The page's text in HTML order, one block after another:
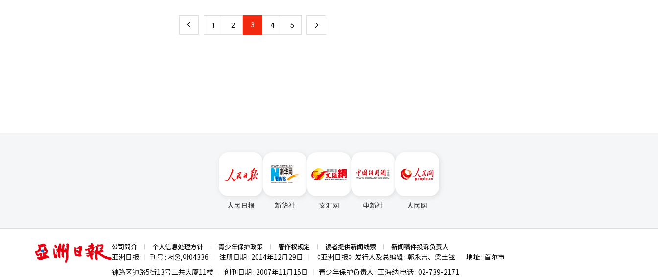
柱。两国在首脑会议上签署了包括韩意开发合作谅解备忘录（MOU）在内的四项MOU，并通过了“韩意战略行动计
划”文件。 首脑会议在罗马总理官邸举行，依次进行了欢迎仪式、小范围会谈、扩大午餐会和MOU交换。李总统与
店扩大了1.5倍。开业活动上，Olive Young的员工和当地重要人士出席了仪式。萨乌尔·马丁内斯店长表示：“所有
门店成员都以代表Olive Young的心态，学习K美妆，为开业做了充分准备。”洛杉矶市议员凯蒂·杨·亚罗斯拉夫斯
基和世纪城商会会长南希·伍德也到场祝贺。亚罗斯拉夫斯基议员表示：“期待Olive Young的进驻能够加强两国之
上 1 2 3 4 5 下
人民日报 新华社 文汇网 中新社 人民网
亚
洲
日
公司简介 个人信息处理方针 青少年保护政策 著作权规定 读者提供新闻线索 新闻稿件投诉负责人
亚洲日报 刊号 : 서울,아04336 注册日期 : 2014年12月29日 《亚洲日报》发行人及总编辑 : 郭永吉、梁圭铉
地址 : 首尔市
钟路区钟路5街13号三共大厦11楼
创刊日期 : 2007年11月15日 青少年保护负责人 : 王海纳 电话 : 02-739-2171